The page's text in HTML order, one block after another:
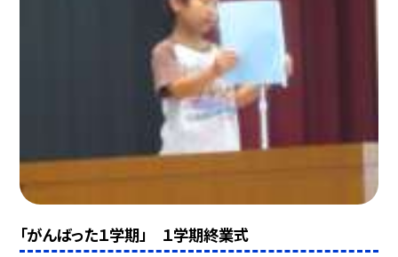
「がんばった１学期」 １学期終業式